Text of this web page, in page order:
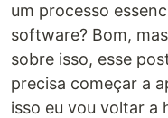
um processo
software? Bom,
sobre isso, esse
precisa começar a
isso eu vou voltar a